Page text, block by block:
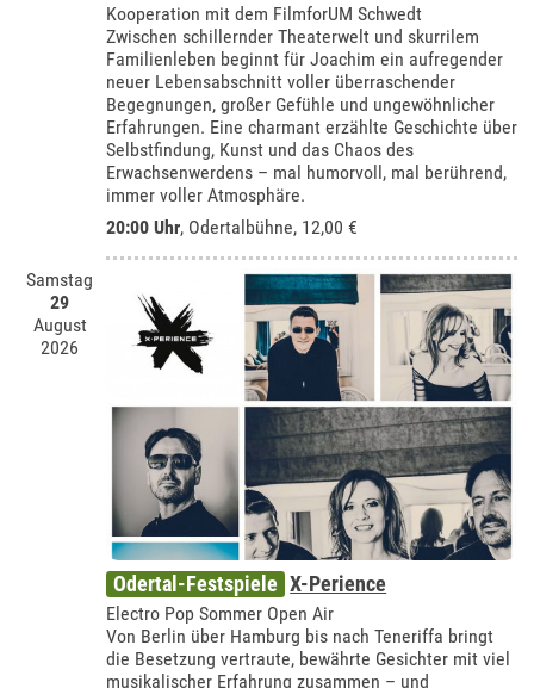
Kooperation mit dem FilmforUM Schwedt
Zwischen schillernder Theaterwelt und skurrilem
Familienleben beginnt für Joachim ein aufregender
neuer Lebensabschnitt voller überraschender
Begegnungen, großer Gefühle und ungewöhnlicher
Erfahrungen. Eine charmant erzählte Geschichte über
Selbstfindung, Kunst und das Chaos des
Erwachsenwerdens – mal humorvoll, mal berührend,
immer voller Atmosphäre.
20:00 Uhr, Odertalbühne, 12,00 €
Samstag
29
August
2026
Odertal-Festspiele X-Perience
Electro Pop Sommer Open Air
Von Berlin über Hamburg bis nach Teneriffa bringt
die Besetzung vertraute, bewährte Gesichter mit viel
musikalischer Erfahrung zusammen – und